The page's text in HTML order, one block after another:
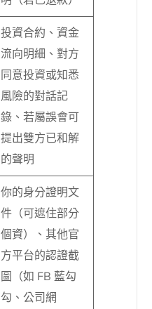
投資合約、資金
流向明細、對方
同意投資或知悉
風險的對話記
錄、若屬誤會可
提出雙方已和解
的聲明
你的身分證明文
件（可遮住部分
個資）、其他官
方平台的認證截
圖（如 FB 藍勾
勾、公司網